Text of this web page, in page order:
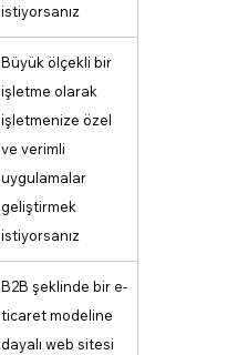
istiyorsanız
Büyük ölçekli bir
işletme olarak
işletmenize özel
ve verimli
uygulamalar
geliştirmek
istiyorsanız
B2B şeklinde bir e-
ticaret modeline
dayalı web sitesi